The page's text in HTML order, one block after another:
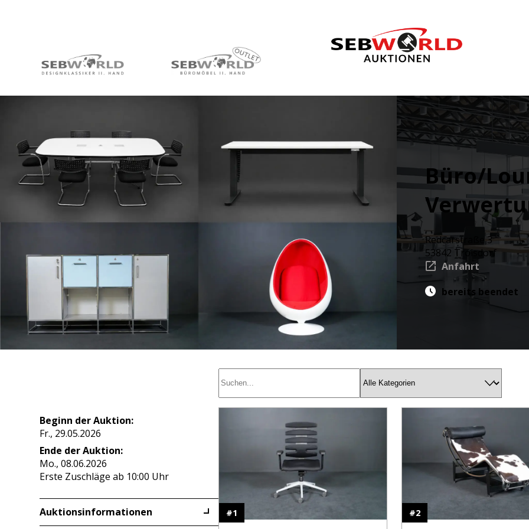
Büro/
Redcarstraße 3
53842 Troisdorf
Anfahrt
bereits beendet
Beginn der Auktion:
Fr., 29.05.2026
Ende der Auktion:
Mo., 08.06.2026
Erste Zuschläge ab 10:00 Uhr
Auktionsinformationen #1 #2